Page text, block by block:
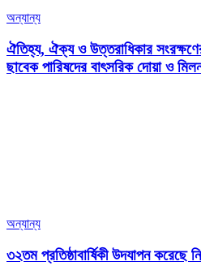
অন্যান্য
ঐতিহ্য, ঐক্য ও উত্তরাধিকার
ছাবেক পারিষদের বাৎসরিক দোয়া ও
অন্যান্য
৩২তম প্রতিষ্ঠাবার্ষিকী উদযাপন করেছে